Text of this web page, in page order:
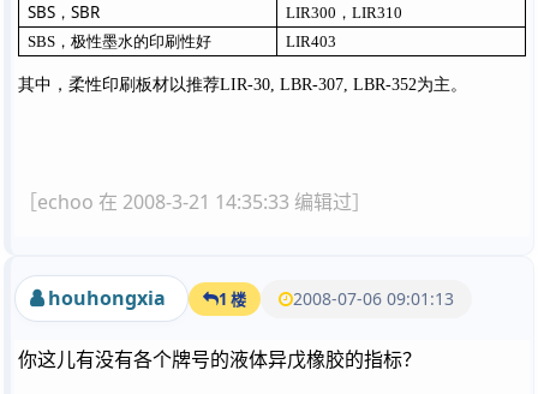
SBS ，SBR LIR300 ，LIR310
SBS ，极性墨水的印刷性好 LIR403
其中，柔性印刷板材以推荐LIR-30, LBR-307, LBR-352为主。
［echoo 在 2008-3-21 14:35:33 编辑过］
houhongxia 1 楼 2008-07-06 09:01:13
你这儿有没有各个牌号的液体异戊橡胶的指标？